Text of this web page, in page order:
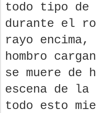
todo tipo de
durante el
rayo
hombro
se muere de
escena de
todo esto